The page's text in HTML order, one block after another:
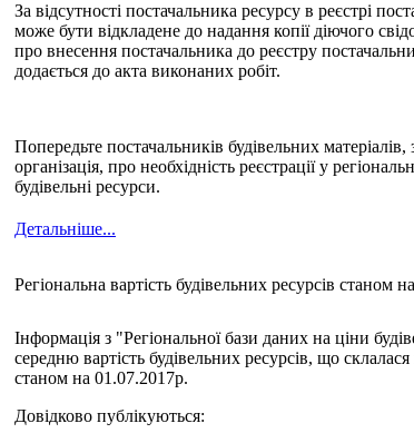
За відсутності постачальника ресурсу в реєстрі
може бути відкладене до надання копії діючого
про внесення постачальника до реєстру
додається до акта виконаних робіт.
Попередьте постачальників будівельних
організація, про необхідність реєстрації у
будівельні ресурси.
Детальніше...
Регіональна вартість будівельних ресурсів станом
Інформація з "Регіональної бази даних на ціни
середню вартість будівельних ресурсів, що
станом на 01.07.2017р.
Довідково публікуються: